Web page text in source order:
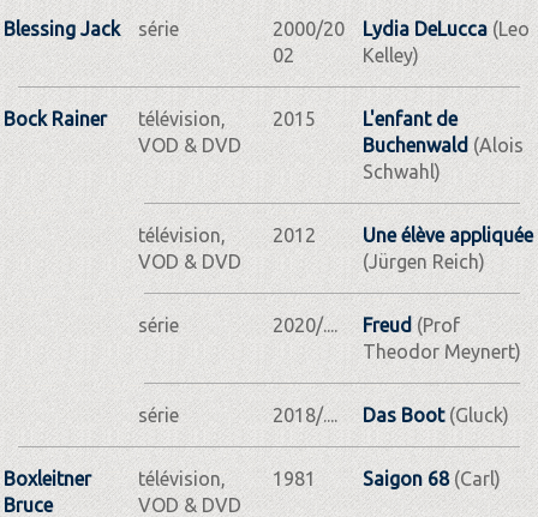
Blessing Jack série
2000/20
02
Lydia DeLucca(Leo
Kelley)
Bock Rainer
télévision,
VOD & DVD
2015
L'enfant de
Buchenwald(Alois
Schwahl)
télévision,
VOD & DVD
2012
Une élève appliquée
(Jürgen Reich)
série 2020/.... Freud(Prof
Theodor Meynert)
série 2018/.... Das Boot(Gluck)
Boxleitner
Bruce
télévision,
VOD & DVD
1981 Saigon 68(Carl)